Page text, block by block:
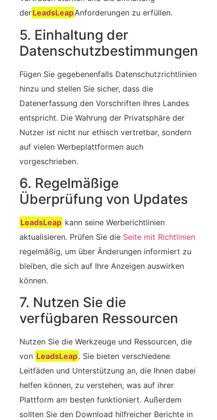
derLeadsLeapAnforderungen zu erfüllen.
5. Einhaltung der
Datenschutzbestimmungen
Fügen Sie gegebenenfalls Datenschutzrichtlinien
hinzu und stellen Sie sicher, dass die
Datenerfassung den Vorschriften Ihres Landes
entspricht. Die Wahrung der Privatsphäre der
Nutzer ist nicht nur ethisch vertretbar, sondern
auf vielen Werbeplattformen auch
vorgeschrieben.
6. Regelmäßige
Überprüfung von Updates
LeadsLeap kann seine Werberichtlinien
aktualisieren. Prüfen Sie die Seite mit Richtlinien
regelmäßig, um über Änderungen informiert zu
bleiben, die sich auf Ihre Anzeigen auswirken
können.
7. Nutzen Sie die
verfügbaren Ressourcen
Nutzen Sie die ‍Werkzeuge und Ressourcen, die
von LeadsLeap. Sie bieten verschiedene
Leitfäden und Unterstützung an, die Ihnen dabei
helfen können, zu verstehen, was auf ihrer
Plattform am besten funktioniert. Außerdem
sollten Sie den Download hilfreicher Berichte in